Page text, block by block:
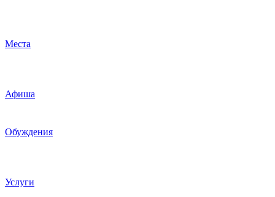
Места
Афиша
Обуждения
Услуги